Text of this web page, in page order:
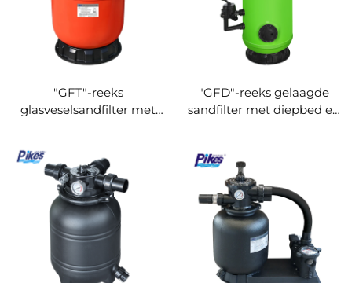
"GFT"-reeks
glasveselsandfilter met
"GFD"-reeks gelaagde
sandfilter met diepbed en